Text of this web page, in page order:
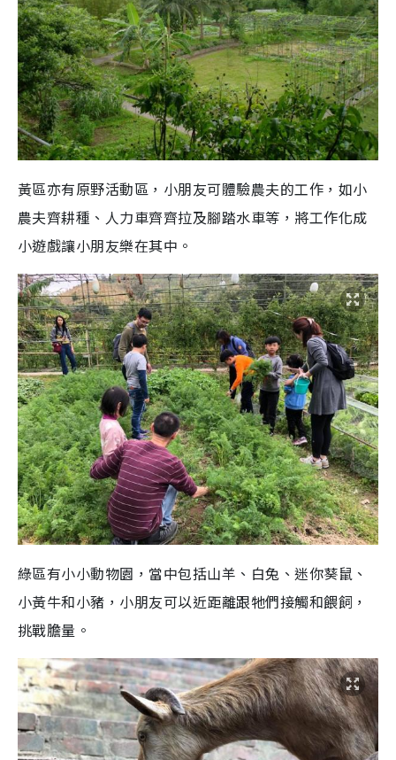
黃區亦有原野活動區，小朋友可體驗農夫的工作，如小
農夫齊耕種、人力車齊齊拉及腳踏水車等，將工作化成
小遊戲讓小朋友樂在其中。
綠區有小小動物園，當中包括山羊、白兔、迷你葵鼠、
小黃牛和小豬，小朋友可以近距離跟牠們接觸和餵飼，
挑戰膽量。